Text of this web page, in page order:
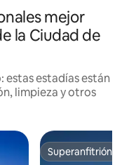
mejor
la Ciudad de
estas estadías están
limpieza y otros
Superanfitrión
Superanfitrión